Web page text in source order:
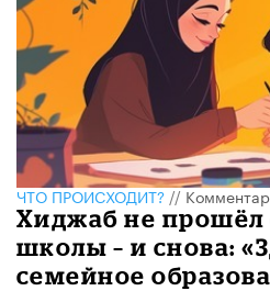
ЧТО ПРОИСХОДИТ?//
Хиджаб не прошёл
школы – и снова:
семейное